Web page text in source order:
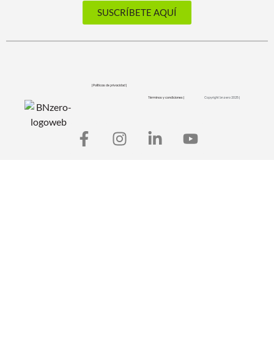
SUSCRÍBETE AQUÍ
| Políticas de privacidad |
Términos y condiciones | Copyright bnzero 2025 |